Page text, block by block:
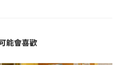
能會喜歡